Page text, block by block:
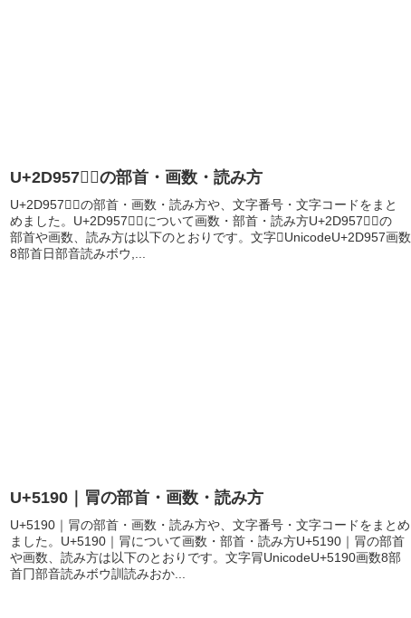
U+2D957｜𭥗の部首・画数・読み方
U+2D957｜𭥗の部首・画数・読み方や、文字番号・文字コードをまと
めました。U+2D957｜𭥗について画数・部首・読み方U+2D957｜𭥗の
部首や画数、読み方は以下のとおりです。文字𭥗UnicodeU+2D957画数
8部首日部音読みボウ,...
U+5190｜冐の部首・画数・読み方
U+5190｜冐の部首・画数・読み方や、文字番号・文字コードをまとめ
ました。U+5190｜冐について画数・部首・読み方U+5190｜冐の部首
や画数、読み方は以下のとおりです。文字冐UnicodeU+5190画数8部
首冂部音読みボウ訓読みおか...